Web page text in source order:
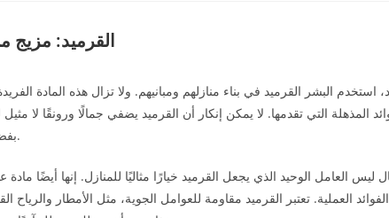
القرميد: مزيج
استخدم البشر القرميد في بناء منازلهم ومبانيهم. ولا تزال هذه المادة
المذهلة التي تقدمها. لا يمكن إنكار أن القرميد يضفي جمالًا ورونقًا لا مثيل
بفضل تصميمها الأنيق والفريد.
ليس العامل الوحيد الذي يجعل القرميد خيارًا مثاليًا للمنازل. إنها أيضًا مادة
العملية. تعتبر القرميد مقاومة للعوامل الجوية، مثل الأمطار والرياح